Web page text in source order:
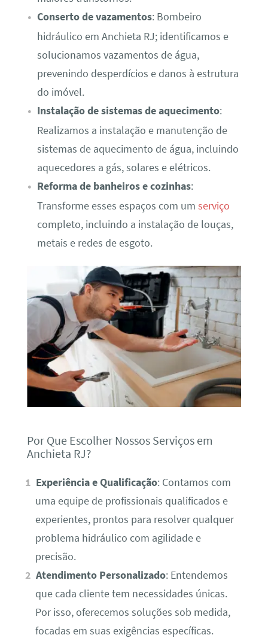
Conserto de vazamentos: Bombeiro
hidráulico em Anchieta RJ; identificamos e
solucionamos vazamentos de água,
prevenindo desperdícios e danos à estrutura
do imóvel.
Instalação de sistemas de aquecimento:
Realizamos a instalação e manutenção de
sistemas de aquecimento de água, incluindo
aquecedores a gás, solares e elétricos.
Reforma de banheiros e cozinhas:
Transforme esses espaços com um serviço
completo, incluindo a instalação de louças,
metais e redes de esgoto.
Por Que Escolher Nossos Serviços em
Anchieta RJ?
Experiência e Qualificação: Contamos com
uma equipe de profissionais qualificados e
experientes, prontos para resolver qualquer
problema hidráulico com agilidade e
precisão.
Atendimento Personalizado: Entendemos
que cada cliente tem necessidades únicas.
Por isso, oferecemos soluções sob medida,
focadas em suas exigências específicas.